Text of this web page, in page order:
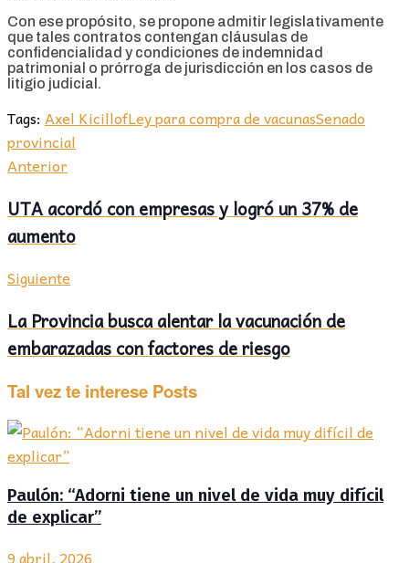
Con ese propósito, se propone admitir legislativamente
que tales contratos contengan cláusulas de
confidencialidad y condiciones de indemnidad
patrimonial o prórroga de jurisdicción en los casos de
litigio judicial.
Tags: Axel KicillofLey para compra de vacunasSenado
provincial
Anterior
UTA acordó con empresas y logró un 37% de
aumento
Siguiente
La Provincia busca alentar la vacunación de
embarazadas con factores de riesgo
Tal vez te interese Posts
Paulón: “Adorni tiene un nivel de vida muy difícil
de explicar”
9 abril, 2026